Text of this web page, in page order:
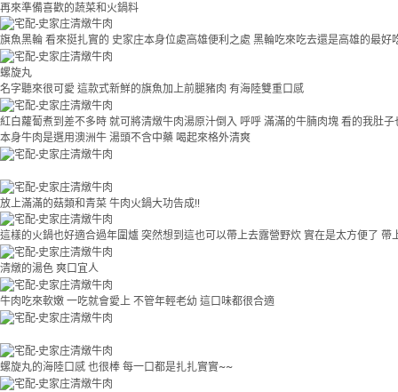
再來準備喜歡的蔬菜和火鍋料
旗魚黑輪 看來挺扎實的 史家庄本身位處高雄便利之處 黑輪吃來吃去還是高雄的最好
螺旋丸
名字聽來很可愛 這款式新鮮的旗魚加上前腿豬肉 有海陸雙重口感
紅白蘿蔔煮到差不多時 就可將清燉牛肉湯原汁倒入 呼呼 滿滿的牛腩肉塊 看的我肚
本身牛肉是選用澳洲牛 湯頭不含中藥 喝起來格外清爽
放上滿滿的菇類和青菜 牛肉火鍋大功告成!!
這樣的火鍋也好適合過年圍爐 突然想到這也可以帶上去露營野炊 實在是太方便了 帶
清燉的湯色 爽口宜人
牛肉吃來軟嫩 一吃就會愛上 不管年輕老幼 這口味都很合適
螺旋丸的海陸口感 也很棒 每一口都是扎扎實實~~